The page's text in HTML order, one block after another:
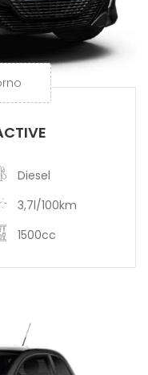
Diesel
3,7l/100km
1500cc